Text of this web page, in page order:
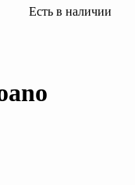
Есть в наличии